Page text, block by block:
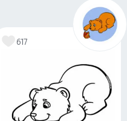
617